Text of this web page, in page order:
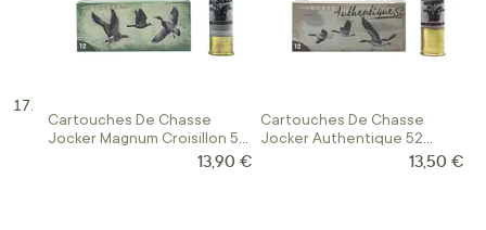
Cartouches De Chasse
Jocker Magnum Croisillon 50
13,90 €
Cartouches De Chasse
Jocker Authentique 52
13,50 €